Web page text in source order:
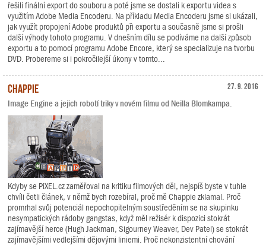
řešili finální export do souboru a poté jsme se dostali k exportu videa s
využitím Adobe Media Encoderu. Na příkladu Media Encoderu jsme si ukázali,
jak využít propojení Adobe produktů při exportu a současně jsme si prošli
další výhody tohoto programu. V dnešním dílu se podíváme na další způsob
exportu a to pomocí programu Adobe Encore, který se specializuje na tvorbu
DVD. Probereme si i pokročilejší úkony v tomto...
27. 9. 2016
Chappie
Image Engine a jejich robotí triky v novém filmu od Neilla Blomkampa.
Kdyby se PiXEL.cz zaměřoval na kritiku filmových děl, nejspíš byste v tuhle
chvíli četli článek, v němž bych rozebíral, proč mě Chappie zklamal. Proč
promrhal svůj potenciál nepochopitelným soustředěním se na skupinku
nesympatických rádoby gangstas, když měl režisér k dispozici stokrát
zajímavější herce (Hugh Jackman, Sigourney Weaver, Dev Patel) se stokrát
zajímavějšími vedlejšími dějovými liniemi. Proč nekonzistentní chování